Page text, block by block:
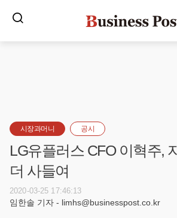
시장과머니 공시
LG유플러스 CFO 이혁주,
더 사들여
2020-03-25 17:46:13
임한솔 기자 - limhs@businesspost.co.kr